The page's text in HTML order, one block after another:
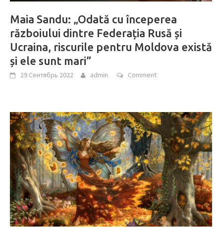
Maia Sandu: „Odată cu începerea
războiului dintre Federația Rusă și
Ucraina, riscurile pentru Moldova există
și ele sunt mari”
29 Сентябрь 2022 admin Comment